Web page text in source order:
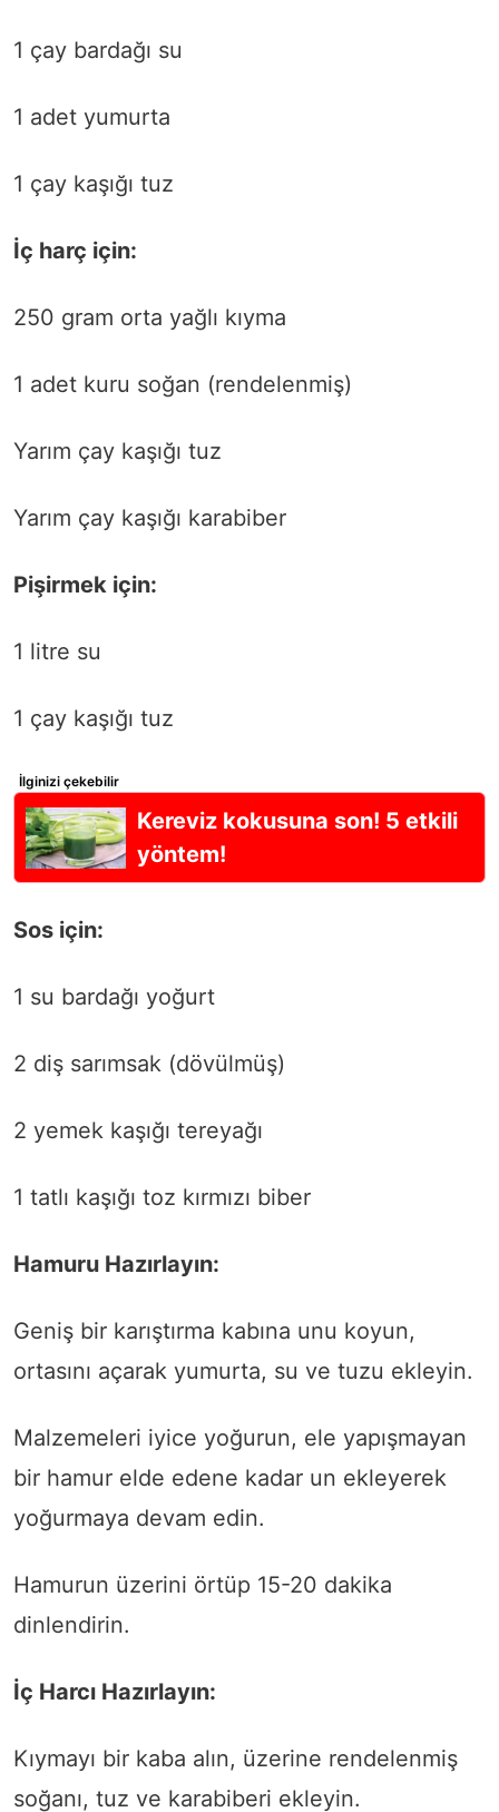
1 çay bardağı su
1 adet yumurta
1 çay kaşığı tuz
İç harç için:
250 gram orta yağlı kıyma
1 adet kuru soğan (rendelenmiş)
Yarım çay kaşığı tuz
Yarım çay kaşığı karabiber
Pişirmek için:
1 litre su
1 çay kaşığı tuz
İlginizi çekebilir
Kereviz kokusuna son! 5 etkili
yöntem!
Sos için:
1 su bardağı yoğurt
2 diş sarımsak (dövülmüş)
2 yemek kaşığı tereyağı
1 tatlı kaşığı toz kırmızı biber
Hamuru Hazırlayın:
Geniş bir karıştırma kabına unu koyun,
ortasını açarak yumurta, su ve tuzu ekleyin.
Malzemeleri iyice yoğurun, ele yapışmayan
bir hamur elde edene kadar un ekleyerek
yoğurmaya devam edin.
Hamurun üzerini örtüp 15-20 dakika
dinlendirin.
İç Harcı Hazırlayın:
Kıymayı bir kaba alın, üzerine rendelenmiş
soğanı, tuz ve karabiberi ekleyin.